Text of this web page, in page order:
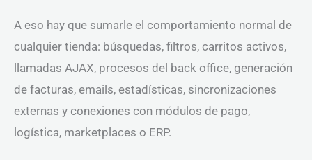
A eso hay que sumarle el comportamiento normal de
cualquier tienda: búsquedas, filtros, carritos activos,
llamadas AJAX, procesos del back office, generación
de facturas, emails, estadísticas, sincronizaciones
externas y conexiones con módulos de pago,
logística, marketplaces o ERP.